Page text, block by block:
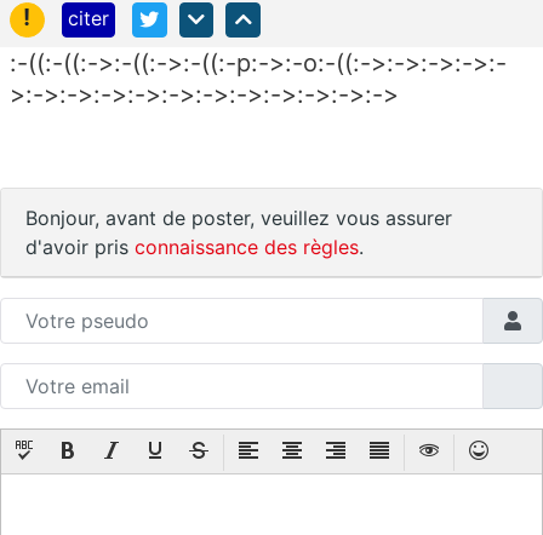
!
citer
:-((:-((:->:-((:->:-((:-p:->:-o:-((:->:->:->:->:-
>:->:->:->:->:->:->:->:->:->:->:->
Bonjour, avant de poster, veuillez vous assurer
d'avoir pris connaissance des règles.